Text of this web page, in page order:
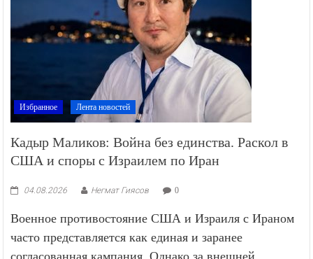
Избранное Лента новостей
Кадыр Маликов: Война без единства. Раскол в
США и споры с Израилем по Иран
04.08.2026 Негмат Гиясов 0
Военное противостояние США и Израиля с Ираном
часто представляется как единая и заранее
согласованная кампания. Однако за внешней